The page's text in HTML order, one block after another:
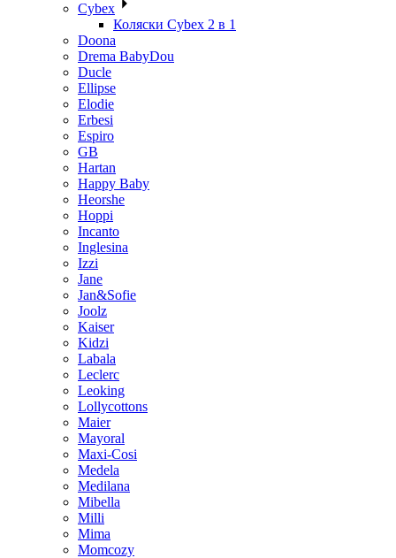
Cybex
Коляски Cybex 2 в 1
Doona
Drema BabyDou
Ducle
Ellipse
Elodie
Erbesi
Espiro
GB
Hartan
Happy Baby
Heorshe
Hoppi
Incanto
Inglesina
Izzi
Jane
Jan&Sofie
Joolz
Kaiser
Kidzi
Labala
Leclerc
Leoking
Lollycottons
Maier
Mayoral
Maxi-Cosi
Medela
Medilana
Mibella
Milli
Mima
Momcozy